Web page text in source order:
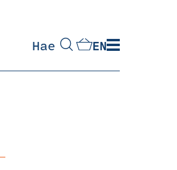
Hae EN